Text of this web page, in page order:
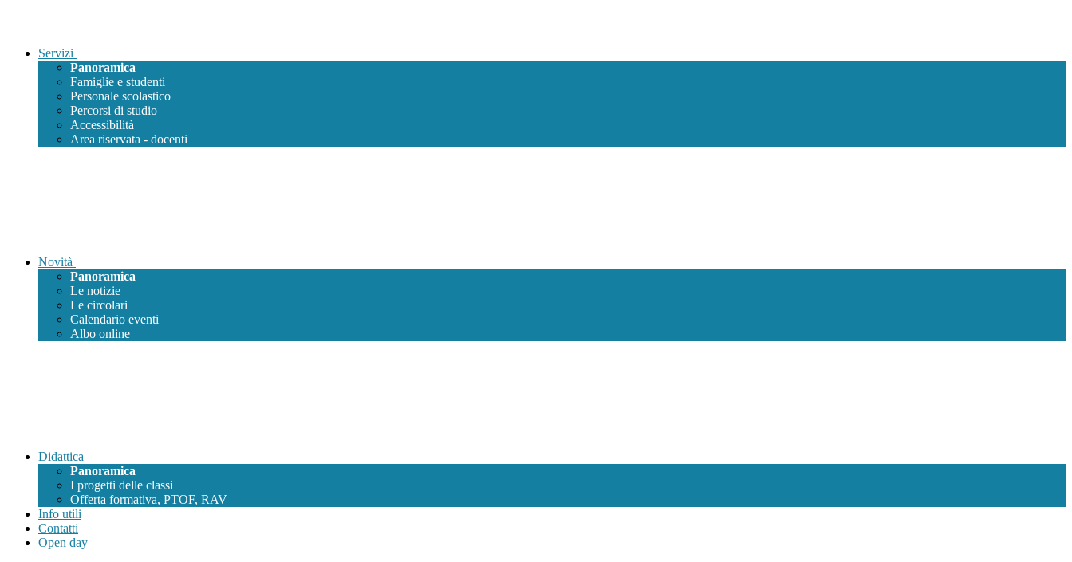
Servizi
Panoramica
Famiglie e studenti
Personale scolastico
Percorsi di studio
Accessibilità
Area riservata - docenti
Novità
Panoramica
Le notizie
Le circolari
Calendario eventi
Albo online
Didattica
Panoramica
I progetti delle classi
Offerta formativa, PTOF, RAV
Info utili
Contatti
Open day